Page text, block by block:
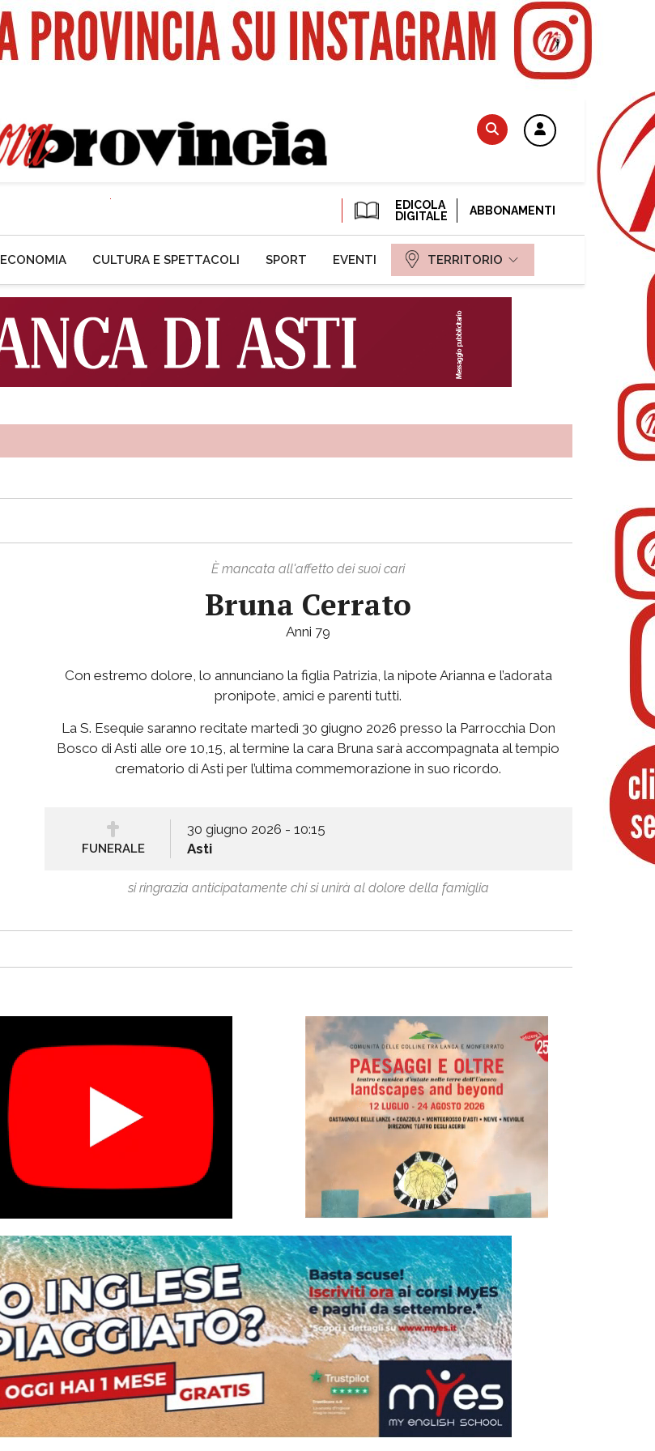
EDICOLA
DIGITALE
ABBONAMENTI
ECONOMIA CULTURA E SPETTACOLI SPORT EVENTI TERRITORIO
È mancata all'affetto dei suoi cari
Bruna Cerrato
79
Con estremo dolore, lo annunciano la figlia Patrizia, la nipote Arianna e l’adorata
pronipote, amici e parenti tutti.
La S. Esequie saranno recitate martedì 30 giugno 2026 presso la Parrocchia Don
Bosco di Asti alle ore 10,15, al termine la cara Bruna sarà accompagnata al tempio
crematorio di Asti per l’ultima commemorazione in suo ricordo.
FUNERALE
30 giugno 2026 - 10:15
Asti
si ringrazia anticipatamente chi si unirà al dolore della famiglia